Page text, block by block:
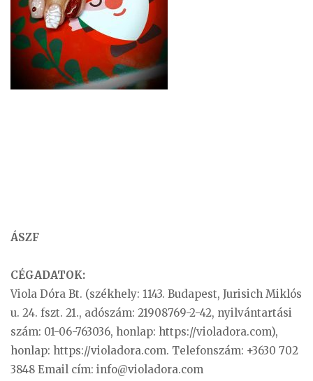
ÁSZF
CÉGADATOK:
Viola Dóra Bt. (székhely: 1143. Budapest, Jurisich Miklós
u. 24. fszt. 21., adószám: 21908769-2-42, nyilvántartási
szám: 01-06-763036, honlap: https://violadora.com),
honlap: https://violadora.com. Telefonszám: +3630 702
3848 Email cím: info@violadora.com